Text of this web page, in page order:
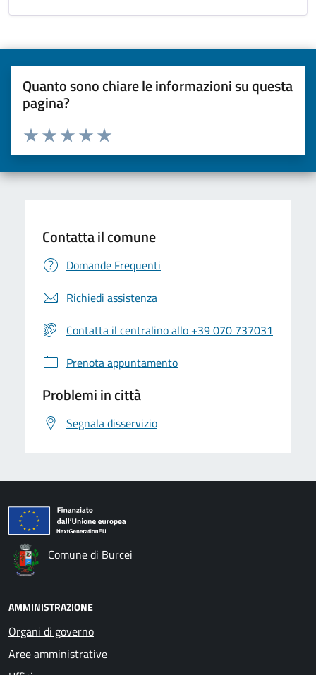
Quanto sono chiare le informazioni su questa
pagina?
Valuta da 1 a 5 stelle la pagina
Valuta 5 stelle su 5
Valuta 4 stelle su 5
Valuta 3 stelle su 5
Valuta 2 stelle su 5
Valuta una stella su 5
Contatta il comune
Domande Frequenti
Richiedi assistenza
Contatta il centralino allo +39 070 737031
Prenota appuntamento
Problemi in città
Segnala disservizio
Comune di Burcei
AMMINISTRAZIONE
Organi di governo
Aree amministrative